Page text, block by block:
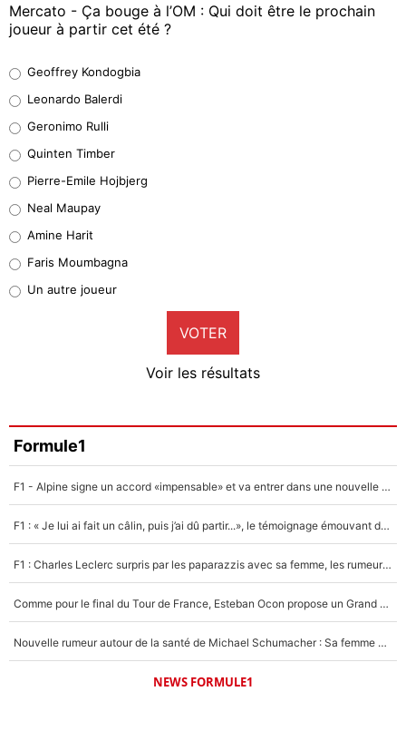
Mercato - Ça bouge à l’OM : Qui doit être le prochain
joueur à partir cet été ?
38%
32%
5%
1%
9%
Faris Moumbagna
4%
Un autre joueur
5%
Geoffrey Kondogbia
Leonardo Balerdi
Geronimo Rulli
Quinten Timber
Pierre-Emile Hojbjerg
Neal Maupay
Amine Harit
Faris Moumbagna
Un autre joueur
VOTER
Voir les résultats
Formule1
F1 - Alpine signe un accord «impensable» et va entrer dans une nouvelle dimension : Grande nouvelle pour Pierre Gasly !
F1 : « Je lui ai fait un câlin, puis j’ai dû partir...», le témoignage émouvant de Max Verstappen sur sa fille
F1 : Charles Leclerc surpris par les paparazzis avec sa femme, les rumeurs étaient vraies !
Comme pour le final du Tour de France, Esteban Ocon propose un Grand Prix de Formule 1 à Paris : «Autour de l’Arc de Triomphe, ce serait génial» !
Nouvelle rumeur autour de la santé de Michael Schumacher : Sa femme Corinna sort du silence
NEWS FORMULE1